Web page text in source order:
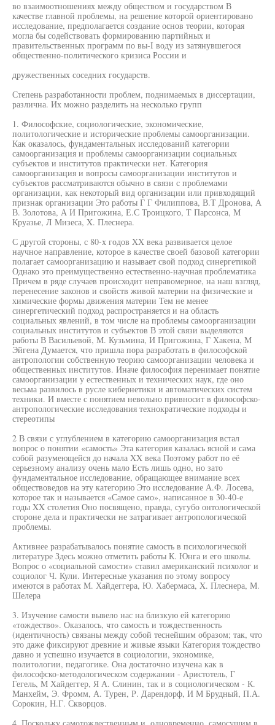
во взаимоотношениях между обществом и государством В
качестве главной проблемы, на решение которой ориентировано
исследование, предполагается создание основ теории, которая
могла бы содействовать формированию партийных и
правительственных программ по вы-I воду из затянувшегося
общественно-политического кризиса России и
дружественных соседних государств.
Степень разработанности проблем, поднимаемых в диссертации,
различна. Их можно разделить на несколько групп
1. Философские, социологические, экономические,
политологические и исторические проблемы самоорганизации.
Как оказалось, фундаментальных исследований категории
самоорганизация и проблемы самоорганизации социальных
субъектов и институтов практически нет. Категория
самоорганизация и вопросы самоорганизации институтов и
субъектов рассматриваются обычно в связи с проблемами
организации, как некоторый вид организации или привходящий
признак организации Это работы Г Г Филиппова, В.Т Дронова, А
В. Золотова, А И Пригожина, Е.С Троицкого, Т Парсонса, М
Круазье, Л Мизеса, X. Плеснера.
С другой стороны, с 80-х годов XX века развивается целое
научное направление, которое в качестве своей базовой категории
полагает самоорганизацию и называет свой подход синергетикой
Однако это преимущественно естественно-научная проблематика
Причем в ряде случаев происходит неправомерное, на наш взгляд,
перенесение законов и свойств живой материи на физические и
химические формы движения материи Тем не менее
синергетический подход распространяется и на область
социальных явлений, в том числе на проблемы самоорганизации
социальных институтов и субъектов В этой связи выделяются
работы В Васильевой, М. Кузьмина, И Пригожина, Г Хакена, М
Эйгена Думается, что пришла пора разработать в философской
антропологии собственную теорию самоорганизации человека и
общественных институтов. Иначе философия перенимает понятие
самоорганизации у естественных и технических наук, где оно
весьма развилось в русле кибернетики и автоматических систем
техники. И вместе с понятием невольно привносит в философско-
антропологические исследования технократические подходы и
стереотипы
2 В связи с углублением в категорию самоорганизация встал
вопрос о понятии «самость» Эта категория казалась ясной и сама
собой разумеющейся до начала XX века Поэтому работ по её
серьезному анализу очень мало Есть лишь одно, но зато
фундаментальное исследование, обращающее внимание всех
обществоведов на эту категорию Это исследование А.Ф. Лосева,
которое так и называется «Самое само», написанное в 30-40-е
годы XX столетия Оно посвящено, правда, сугубо онтологической
стороне дела и практически не затрагивает антропологической
проблемы.
Активнее разрабатывалось понятие самость в психологической
литературе Здесь можно отметить работы К. Юнга и его школы.
Вопрос о «социальной самости» ставил американский психолог и
социолог Ч. Кули. Интересные указания по этому вопросу
имеются в работах М. Хайдеггера, Ю. Хабермаса, X. Плеснера, М.
Шелера
3. Изучение самости вывело нас на близкую ей категорию
«тождество». Оказалось, что самость и тождественность
(идентичность) связаны между собой теснейшим образом; так, что
это даже фиксируют древние и живые языки Категория тождество
давно и успешно изучается в социологии, экономике,
политологии, педагогике. Она достаточно изучена как в
философско-методологическом содержании - Аристотель, Г
Гегель, М Хайдеггер, Я А. Слинин, так и в социологическом - К.
Манхейм, Э. Фромм, А. Турен, Р. Дарендорф, И М Брудный, П.А.
Сорокин, Н.Г. Скворцов.